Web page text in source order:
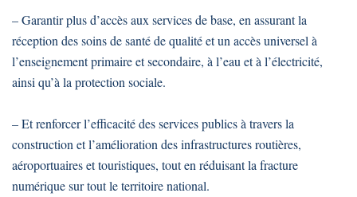
– Garantir plus d’accès aux services de base, en assurant la
réception des soins de santé de qualité et un accès universel à
l’enseignement primaire et secondaire, à l’eau et à l’électricité,
ainsi qu’à la protection sociale.
– Et renforcer l’efficacité des services publics à travers la
construction et l’amélioration des infrastructures routières,
aéroportuaires et touristiques, tout en réduisant la fracture
numérique sur tout le territoire national.